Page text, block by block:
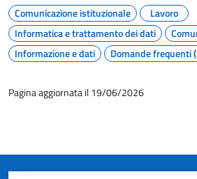
Comunicazione istituzionale
Lavoro
Informatica e trattamento dei dati
Informazione e dati
Domande frequenti
Pagina aggiornata il 19/06/2026